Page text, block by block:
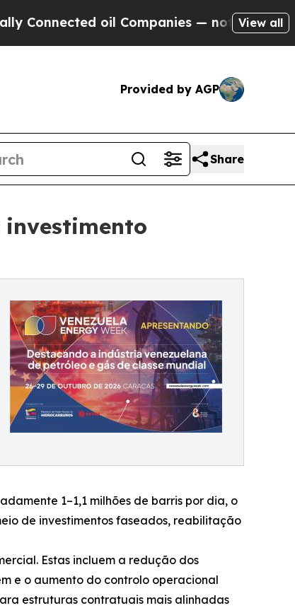
oil Companies — not Taxpayers — the
View all
Provided by AGP
Share
1–1,1 milhões de barris por dia, o
de investimentos faseados, reabilitação
Estas incluem a redução dos
e o aumento do controlo operacional
estruturas contratuais mais alinhadas